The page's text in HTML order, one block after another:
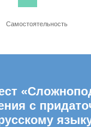
Самостоятельность
с